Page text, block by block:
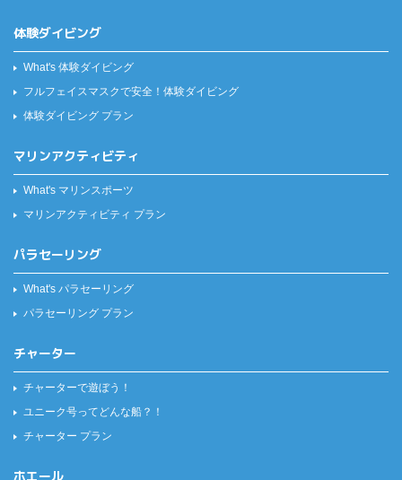
体験ダイビング
What's 体験ダイビング
フルフェイスマスクで安全！ 体験ダイビング
体験ダイビング プラン
マリンアクティビティ
What's マリンスポーツ
マリンアクティビティ プラン
パラセーリング
What's パラセーリング
パラセーリング プラン
チャーター
チャーターで遊ぼう！
ユニーク号ってどんな船？！
チャーター プラン
ホエール